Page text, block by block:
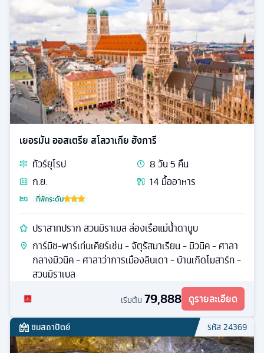
ล่องเรือแม่น้ำแซน สะพานไม้ซาเปล ทะเลสาบโคโม่
เมืองซูริค - ทะเลสาบโคโม่ - โคโม - มิลาน - มหาวิหารแห่ง
เมืองมิลาน - แกลลอเรียวิคเตอร์เอ็มมานูเอล - Kirchoffer
เริ่มต้น77,888 ดูรายละเอียด
ชมสถาปัตย์ รหัส23304
เยอรมัน ออสเตรีย สโลวาเกีย ฮังการี
8วัน5คืน
ก.ย.
14มื้ออาหาร
ที่พักระดับ